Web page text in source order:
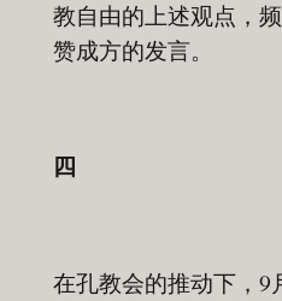
教自由的上述观点，
赞成方的发言。
四
在孔教会的推动下，9